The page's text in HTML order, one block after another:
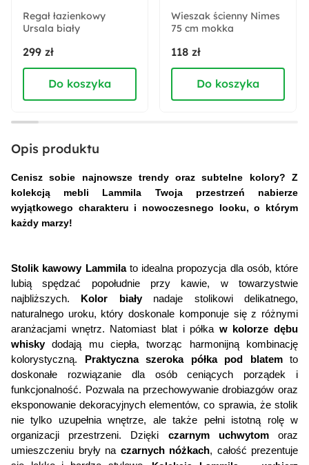
Wysokość:
42.4 cm
Szerokość:
52.4 cm
Wysokość nóżek:
12 cm
Styl:
Nowoczesny
PB0050 MT Biel Perłowa
Głębokość:
93.6 cm
Kształt blatu:
Prostokątny
Długość:
93.6 cm
Regał łazienkowy
Ursala biały
299 zł
Do koszyka
Wieszak ścienny Nimes
75 cm mokka
118 zł
Do koszyka
Opis produktu
Cenisz sobie najnowsze trendy oraz subtelne kolory? Z
kolekcją mebli Lammila Twoja przestrzeń nabierze
wyjątkowego charakteru i nowoczesnego looku, o którym
każdy marzy!
Stolik kawowy Lammila to idealna propozycja dla osób, które
lubią spędzać popołudnie przy kawie, w towarzystwie
najbliższych.
Kolor biały nadaje stolikowi delikatnego,
naturalnego uroku, który doskonale komponuje się z różnymi
aranżacjami wnętrz. Natomiast blat i półka w kolorze dębu
whisky dodają mu ciepła, tworząc harmonijną kombinację
kolorystyczną.
Praktyczna szeroka półka pod blatem to
doskonałe rozwiązanie dla osób ceniących porządek i
funkcjonalność. Pozwala na przechowywanie drobiazgów oraz
eksponowanie dekoracyjnych elementów, co sprawia, że stolik
nie tylko uzupełnia wnętrze, ale także pełni istotną rolę w
organizacji przestrzeni. Dzięki czarnym uchwytom oraz
umieszczeniu bryły na czarnych nóżkach, całość prezentuje